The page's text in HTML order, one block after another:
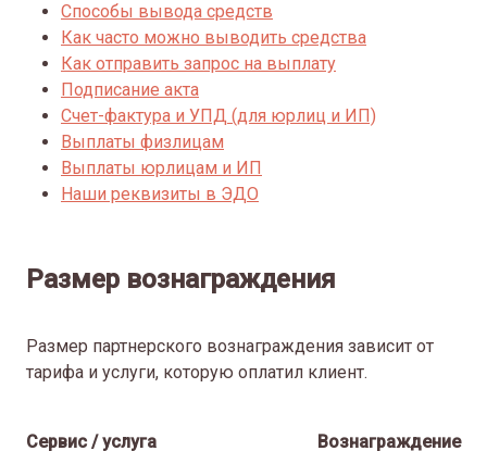
Способы вывода средств
Как часто можно выводить средства
Как отправить запрос на выплату
Подписание акта
Счет-фактура и УПД (для юрлиц и ИП)
Выплаты физлицам
Выплаты юрлицам и ИП
Наши реквизиты в ЭДО
Размер вознаграждения
Размер партнерского вознаграждения зависит от
тарифа и услуги, которую оплатил клиент.
Сервис / услуга Вознаграждение